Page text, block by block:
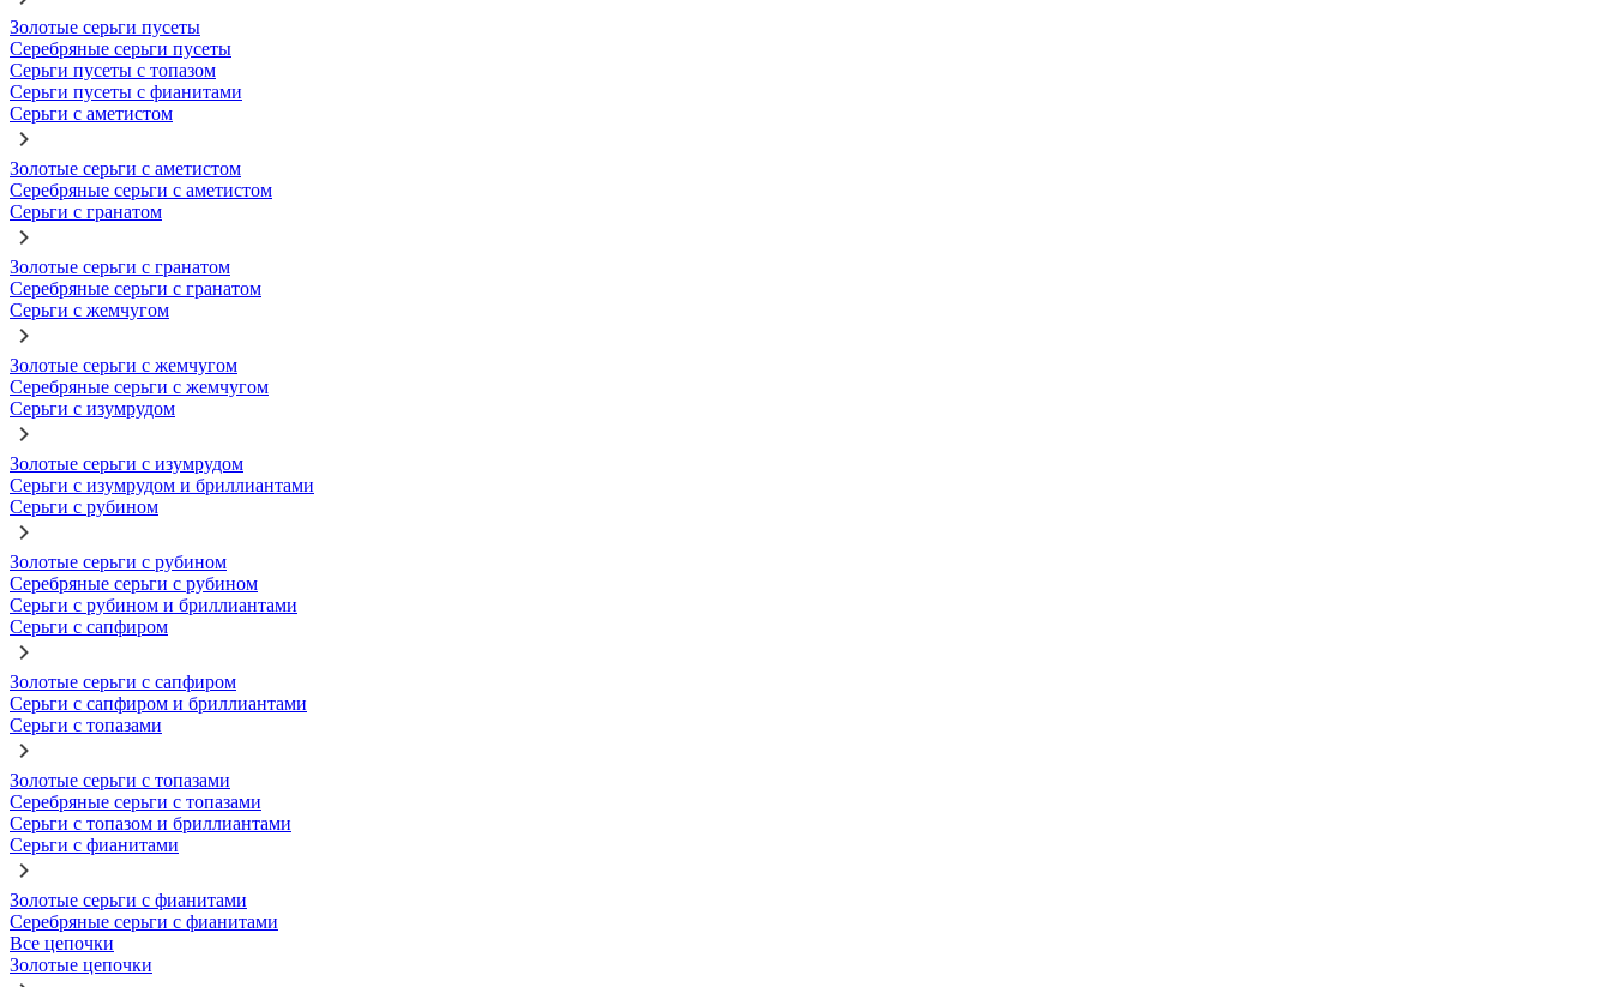
Золотые серьги пусеты
Серебряные серьги пусеты
Серьги пусеты с топазом
Серьги пусеты с фианитами
Серьги с аметистом
Золотые серьги с аметистом
Серебряные серьги с аметистом
Серьги с гранатом
Золотые серьги с гранатом
Серебряные серьги с гранатом
Серьги с жемчугом
Золотые серьги с жемчугом
Серебряные серьги с жемчугом
Серьги с изумрудом
Золотые серьги с изумрудом
Серьги с изумрудом и бриллиантами
Серьги с рубином
Золотые серьги с рубином
Серебряные серьги с рубином
Серьги с рубином и бриллиантами
Серьги с сапфиром
Золотые серьги с сапфиром
Серьги с сапфиром и бриллиантами
Серьги с топазами
Золотые серьги с топазами
Серебряные серьги с топазами
Серьги с топазом и бриллиантами
Серьги с фианитами
Золотые серьги с фианитами
Серебряные серьги с фианитами
Все цепочки
Золотые цепочки